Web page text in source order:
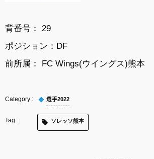
背番号： 29
ポジション：DF
前所属： FC Wings(ウイングス)熊本
選手2022
ソレッソ熊本